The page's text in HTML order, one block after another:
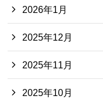
2026年1月
2025年12月
2025年11月
2025年10月